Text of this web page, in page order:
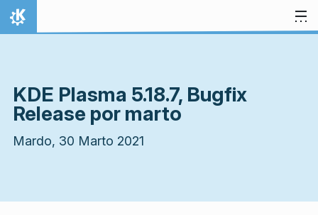
Salti al enhavo
Hejmo
KDE Plasma 5.18.7, Bugfix
Release por marto
Mardo, 30 Marto 2021